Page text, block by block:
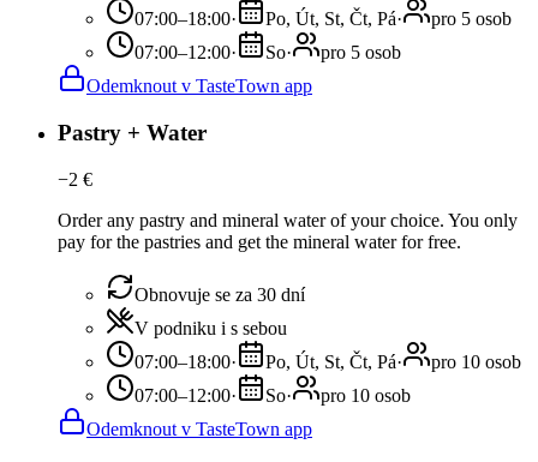
07:00–18:00· Po, Út, St, Čt, Pá·
pro 5 osob
07:00–12:00· So·
pro 5 osob
Odemknout v TasteTown app
Pastry + Water
−2 €
Order any pastry and mineral water of your choice. You only
pay for the pastries and get the mineral water for free.
Obnovuje se za 30 dní
V podniku i s sebou
07:00–18:00· Po, Út, St, Čt, Pá·
pro 10 osob
07:00–12:00· So·
pro 10 osob
Odemknout v TasteTown app